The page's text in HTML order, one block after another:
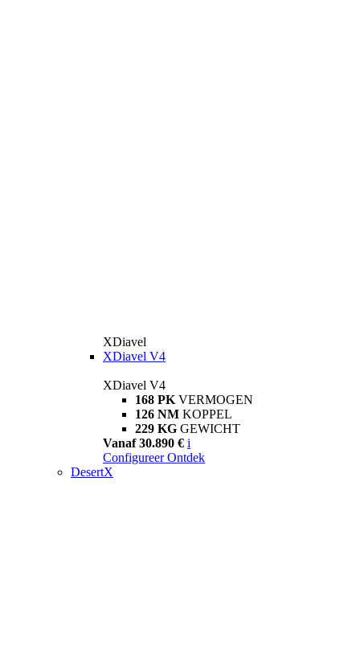
XDiavel
XDiavel V4
XDiavel V4
168 PK VERMOGEN
126 NM KOPPEL
229 KG GEWICHT
Vanaf 30.890 € i
Configureer Ontdek
DesertX